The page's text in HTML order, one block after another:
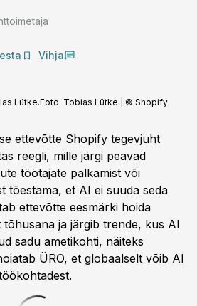
Vihja
Lütke.Foto: Tobias Lütke | © Shopify
ettevõtte Shopify tegevjuht
reegli, mille järgi peavad
töötajate palkamist või
tõestama, et AI ei suuda seda
ettevõtte eesmärki hoida
ja järgib trende, kus AI
sadu ametikohti, näiteks
ÜRO, et globaalselt võib AI